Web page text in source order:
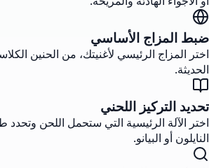
ضبط المزاج الأساسي
اختر المزاج الرئيسي لأغنيتك، من الحنين
الحديثة.
تحديد التركيز اللحني
اختر الآلة الرئيسية التي ستحمل اللحن وتحدد
النايلون أو البيانو.